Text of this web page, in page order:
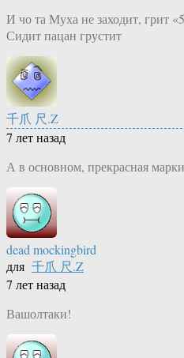
И чо та Муха не заходит, грит
Сидит пацан грустит
千爪 尺.Z
7 лет назад
А в основном, прекрасная
dead mockingbird
для 千爪 尺.Z
7 лет назад
Вашолтаки!